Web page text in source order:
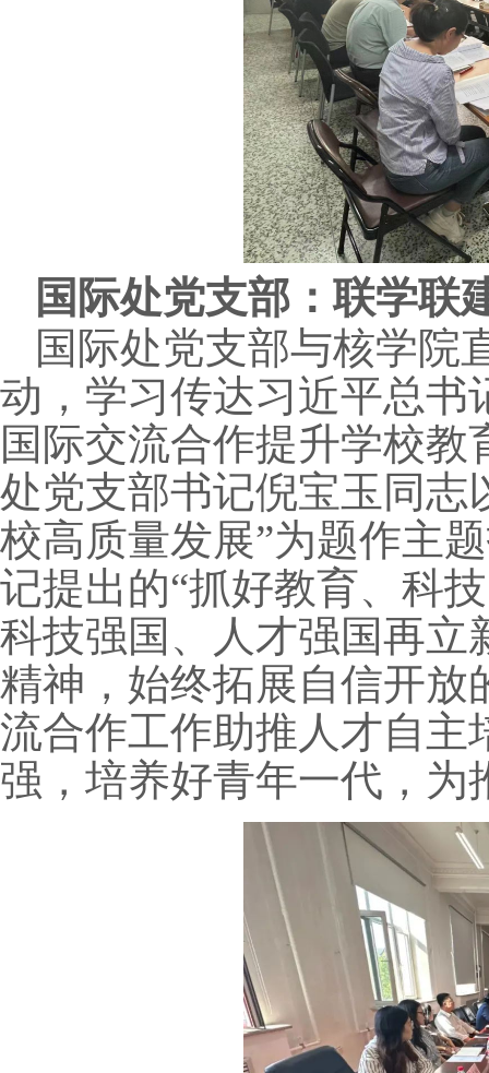
国际处党支部：联学联
国际处党支部与核学院
动，学习传达习近平总书
国际交流合作提升学校
处党支部书记倪宝玉同志
校高质量发展”为题作主
记提出的“抓好教育、科
科技强国、人才强国再立
精神，始终拓展自信开放
流合作工作助推人才自主
强，培养好青年一代，为